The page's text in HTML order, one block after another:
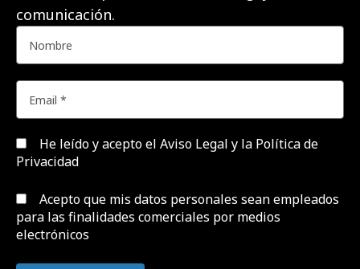
comunicación.
He leído y acepto el Aviso Legal y la Política de
Privacidad
Acepto que mis datos personales sean empleados
para las finalidades comerciales por medios
electrónicos